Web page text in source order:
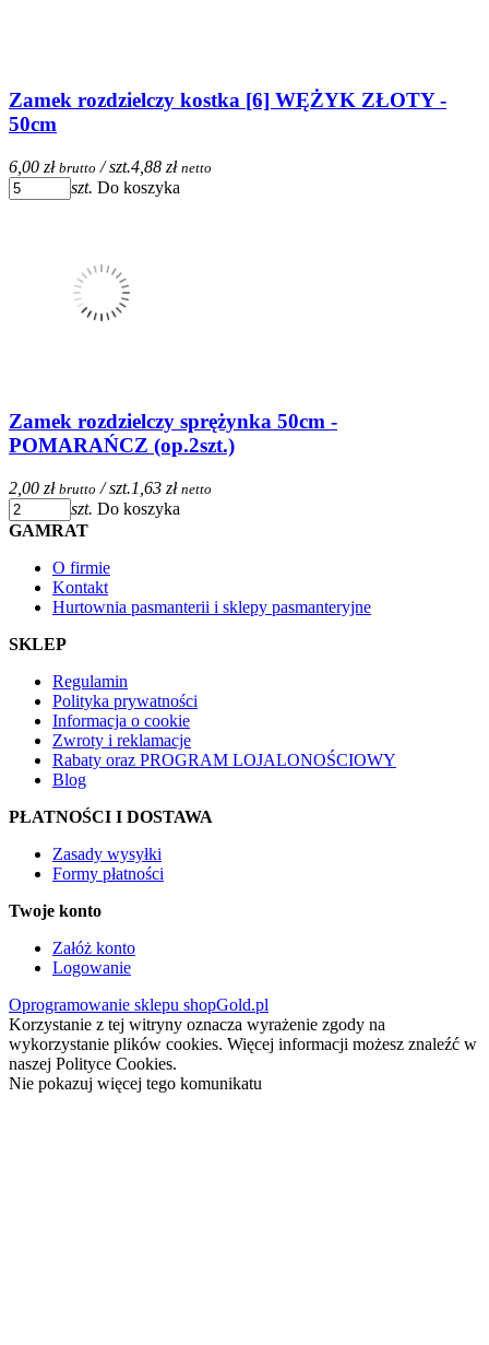
Zamek rozdzielczy kostka [6] WĘŻYK ZŁOTY -
50cm
6,00 zł brutto / szt.4,88 zł netto
szt. Do koszyka
Zamek rozdzielczy sprężynka 50cm -
POMARAŃCZ (op.2szt.)
2,00 zł brutto / szt.1,63 zł netto
szt. Do koszyka
GAMRAT
O firmie
Kontakt
Hurtownia pasmanterii i sklepy pasmanteryjne
SKLEP
Regulamin
Polityka prywatności
Informacja o cookie
Zwroty i reklamacje
Rabaty oraz PROGRAM LOJALONOŚCIOWY
Blog
PŁATNOŚCI I DOSTAWA
Zasady wysyłki
Formy płatności
Twoje konto
Załóż konto
Logowanie
Oprogramowanie sklepu shopGold.pl
Korzystanie z tej witryny oznacza wyrażenie zgody na
wykorzystanie plików cookies. Więcej informacji możesz znaleźć w
naszej Polityce Cookies.
Nie pokazuj więcej tego komunikatu